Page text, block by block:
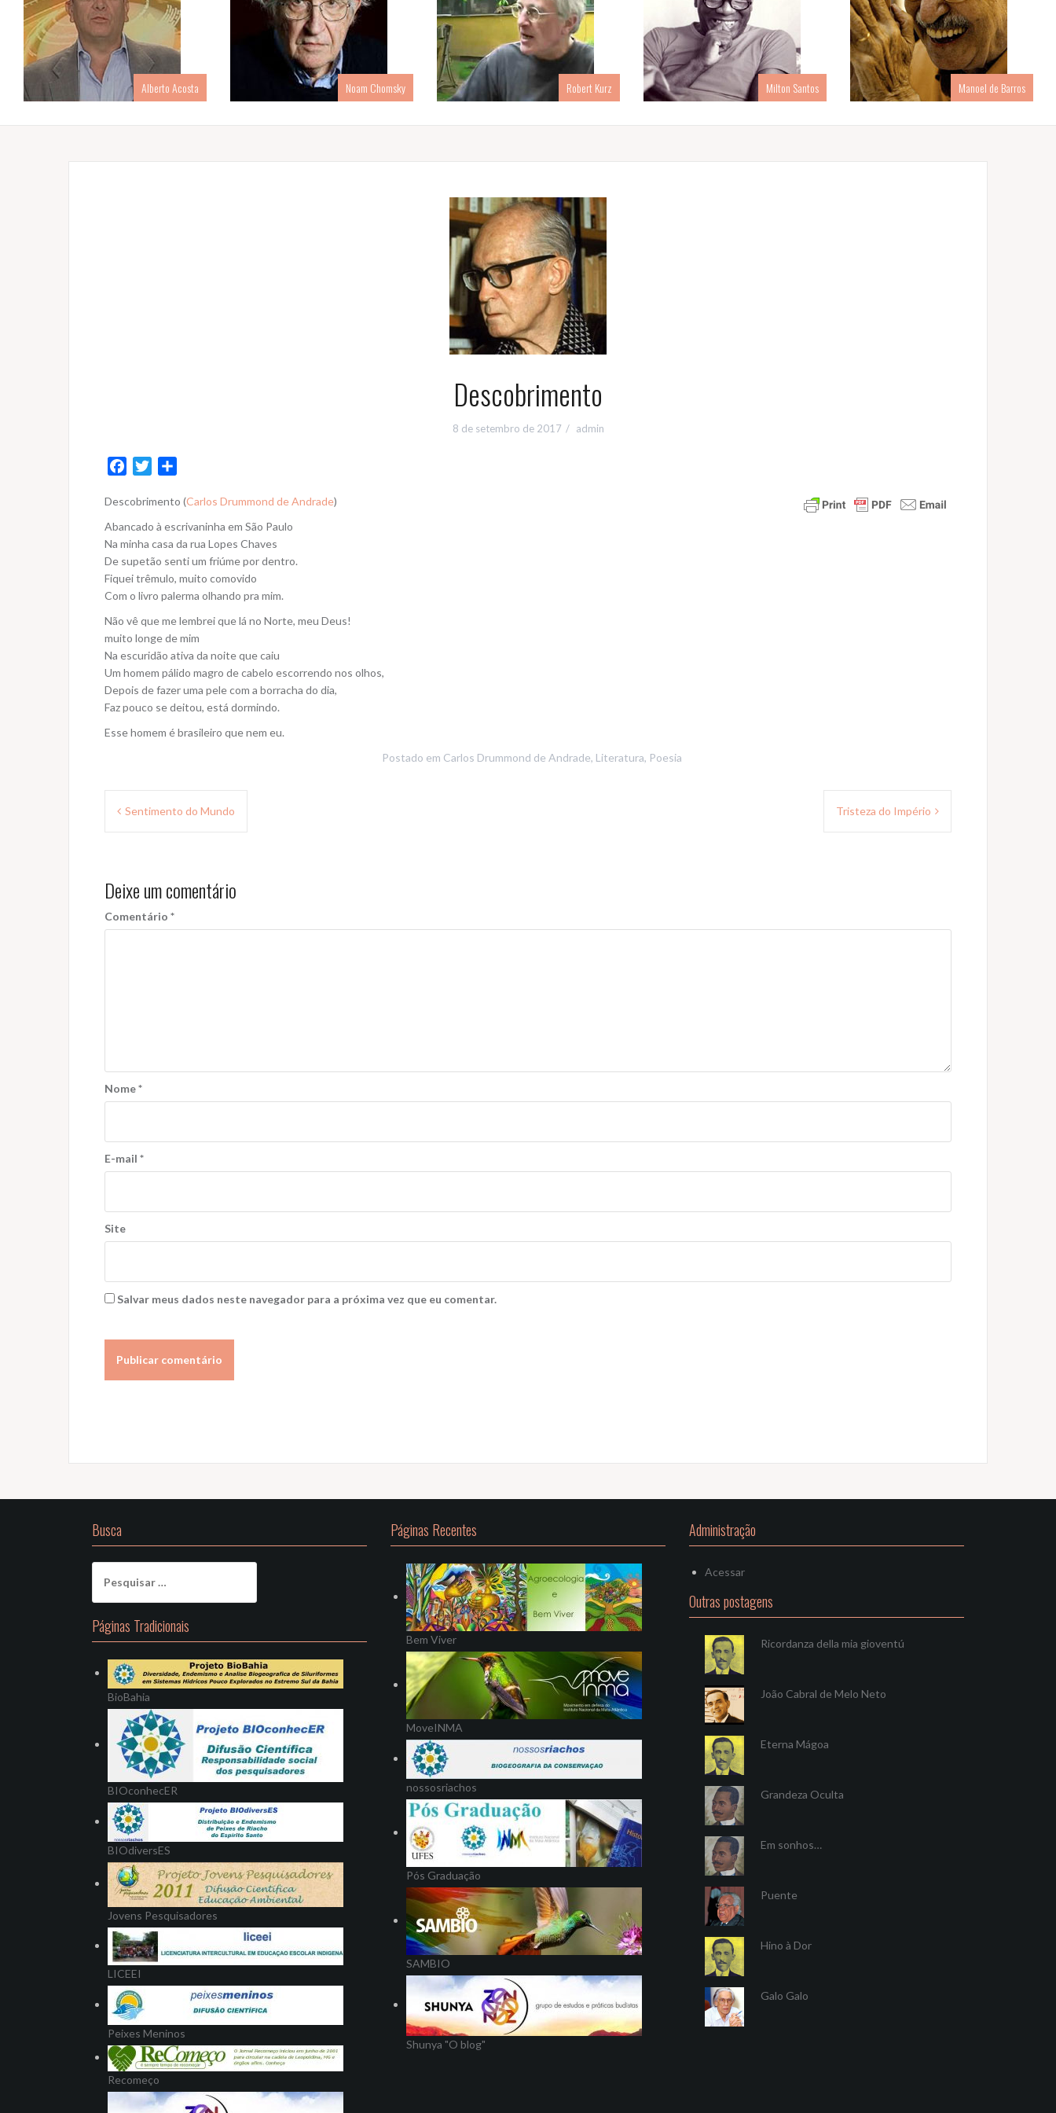
Alberto Acosta Noam Chomsky Robert Kurz Milton Santos Manoel de Barros
Descobrimento
8 de setembro de 2017 admin
c
e
b
o
o
k
i
t
t
e
r
a
r
e
Descobrimento (Carlos Drummond de Andrade)
Abancado à escrivaninha em São Paulo
Na minha casa da rua Lopes Chaves
De supetão senti um friúme por dentro.
Fiquei trêmulo, muito comovido
Com o livro palerma olhando pra mim.
Não vê que me lembrei que lá no Norte, meu Deus!
muito longe de mim
Na escuridão ativa da noite que caiu
Um homem pálido magro de cabelo escorrendo nos olhos,
Depois de fazer uma pele com a borracha do dia,
Faz pouco se deitou, está dormindo.
Esse homem é brasileiro que nem eu.
Postado em Carlos Drummond de Andrade, Literatura, Poesia
Navegação
Sentimento do Mundo Tristeza do Império
Deixe um comentário
Comentário *
Nome*
E-mail *
Site
Salvar meus dados neste navegador para a próxima vez que eu comentar.
Busca
por:
Páginas Tradicionais
BioBahia
BIOconhecER
BIOdiversES
Jovens Pesquisadores
LICEEI
Peixes Meninos
Recomeço
Páginas Recentes
Bem Viver
MoveINMA
nossosriachos
Pós Graduação
SAMBIO
Shunya "O blog"
Administração
Acessar
Outras postagens
Ricordanza della mia gioventú
João Cabral de Melo Neto
Eterna Mágoa
Grandeza Oculta
Em sonhos…
Puente
Hino à Dor
Galo Galo